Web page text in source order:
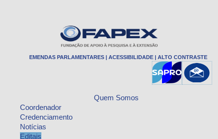
EMENDAS PARLAMENTARES ACESSIBILIDADE ALTO CONTRASTE
Quem Somos
Coordenador
Credenciamento
Notícias
Editais